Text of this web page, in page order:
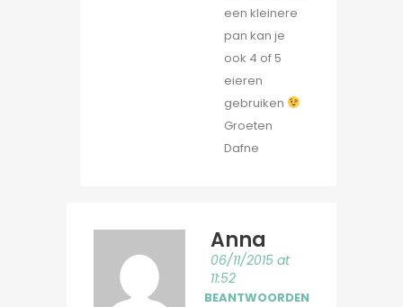
een kleinere
pan kan je
ook 4 of 5
eieren
gebruiken
Groeten
Dafne
Anna
06/11/2015 at
11:52
BEANTWOORDEN